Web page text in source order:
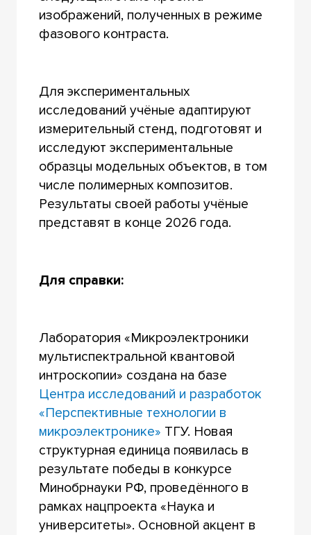
изображений, полученных в режиме
фазового контраста.
Для экспериментальных
исследований учёные адаптируют
измерительный стенд, подготовят и
исследуют экспериментальные
образцы модельных объектов, в том
числе полимерных композитов.
Результаты своей работы учёные
представят в конце 2026 года.
Для справки:
Лаборатория «Микроэлектроники
мультиспектральной квантовой
интроскопии» создана на базе
Центра исследований и разработок
«Перспективные технологии в
микроэлектронике» ТГУ. Новая
структурная единица появилась в
результате победы в конкурсе
Минобрнауки РФ, проведённого в
рамках нацпроекта «Наука и
университеты». Основной акцент в